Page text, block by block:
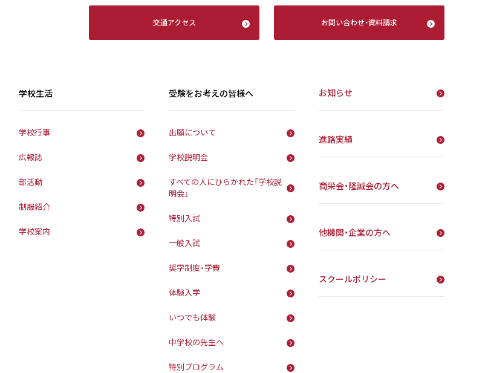
交通アクセス お問い合わせ・資料請求
学校生活
学校行事
広報誌
部活動
制服紹介
学校案内
受験をお考えの皆様へ
出願について
学校説明会
すべての人にひらかれた「学校説
明会」
特別入試
一般入試
奨学制度・学費
体験入学
いつでも体験
中学校の先生へ
特別プログラム
お知らせ
進路実績
商栄会・隆誠会の方へ
他機関・企業の方へ
スクールポリシー